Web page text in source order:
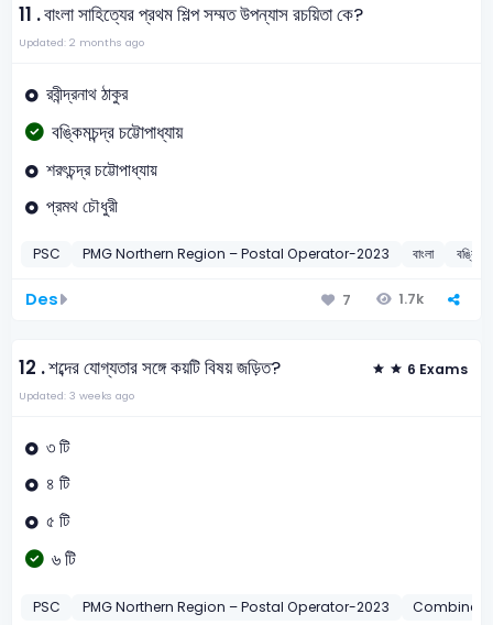
11 .বাংলা সাহিত্যের প্রথম শিল্প সম্মত উপন্যাস রচয়িতা কে?
Updated: 2 months ago
রবীন্দ্রনাথ ঠাকুর
বঙ্কিমচন্দ্র চট্টোপাধ্যায়
শরৎচন্দ্র চট্টোপাধ্যায়
প্রমথ চৌধুরী
PSC PMG Northern Region – Postal Operator-2023 বাংলা
Des 7 1.7k
12 .শব্দের যোগ্যতার সঙ্গে কয়টি বিষয় জড়িত? 6 Exams
Updated: 3 weeks ago
৩ টি
৪ টি
৫ টি
৬ টি
PSC PMG Northern Region – Postal Operator-2023 Combined